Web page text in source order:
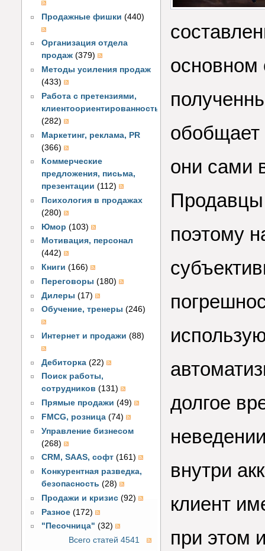
Продажные фишки (440)
Организация отдела
продаж (379)
Методы усиления продаж
(433)
Работа с претензиями,
клиентоориентированность
(282)
Маркетинг, реклама, PR
(366)
Коммерческие
предложения, письма,
презентации (112)
Психология в продажах
(280)
Юмор (103)
Мотивация, персонал
(442)
Книги (166)
Переговоры (180)
Дилеры (17)
Обучение, тренеры (246)
Интернет и продажи (88)
Дебиторка (22)
Поиск работы,
сотрудников (131)
Прямые продажи (49)
FMCG, розница (74)
Управление бизнесом
(268)
CRM, SAAS, софт (161)
Конкурентная разведка,
безопасность (28)
Продажи и кризис (92)
Разное (172)
"Песочница" (32)
Всего статей 4541
основном
обобщает
они сами
Продавцы
поэтому
долгое
внутри
клиент
при этом